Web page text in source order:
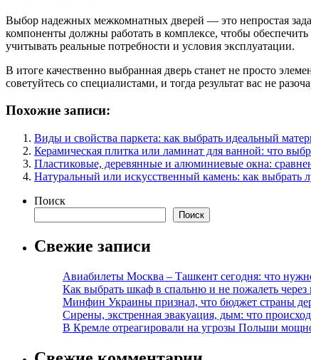
Выбор надежных межкомнатных дверей — это непростая
компоненты должны работать в комплексе, чтобы
учитывать реальные потребности и условия эксплуатации.
В итоге качественно выбранная дверь станет не просто
советуйтесь со специалистами, и тогда результат вас не
Похожие записи:
Виды и свойства паркета: как выбрать идеальный
Керамическая плитка или ламинат для ванной: что
Пластиковые, деревянные и алюминиевые окна:
Натуральный или искусственный камень: как выбрать
Поиск
Поиск
Свежие записи
Авиабилеты Москва – Ташкент сегодня: что
Как выбрать шкаф в спальню и не пожалеть через
Минфин Украины признал, что бюджет страны
Сирены, экстренная эвакуация, дым: что
В Кремле отреагировали на угрозы Польши